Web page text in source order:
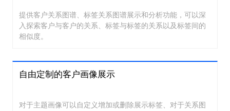
提供客户关系图谱、标签关系图谱展示和分析功能，可以深
入探索客户与客户的关系、标签与标签的关系以及标签间的
相似度。
自由定制的客户画像展示
对于主题画像可以自定义增加或删除展示标签、对于关系图